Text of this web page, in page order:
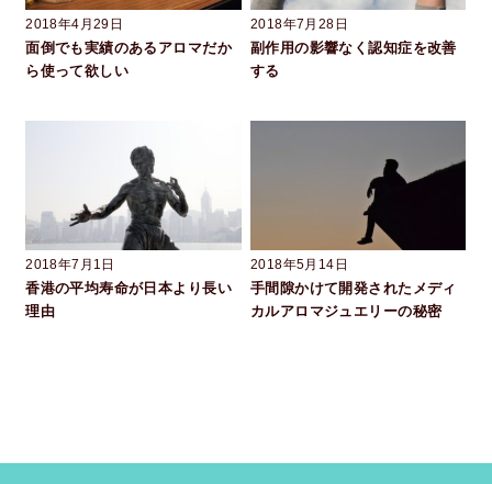
2018年4月29日
面倒でも実績のあるアロマだか
ら使って欲しい
2018年7月28日
副作用の影響なく認知症を改善
する
2018年7月1日
香港の平均寿命が日本より長い
理由
2018年5月14日
手間隙かけて開発されたメディ
カルアロマジュエリーの秘密